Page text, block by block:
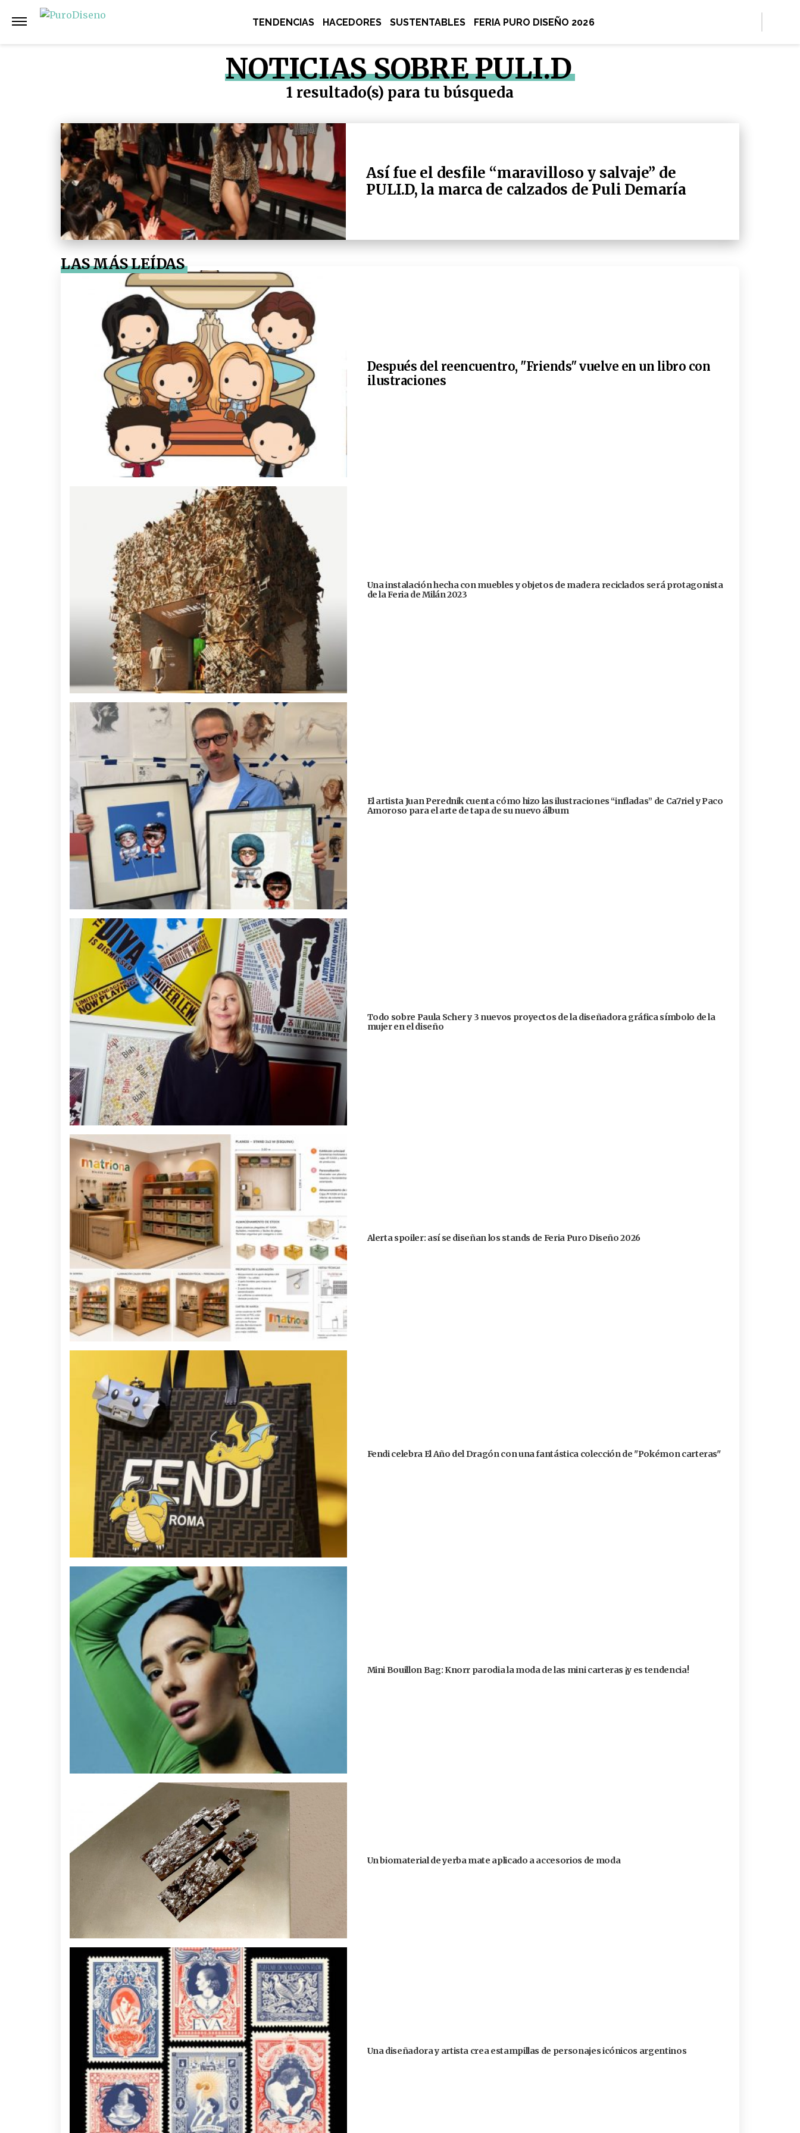
TENDENCIAS HACEDORES SUSTENTABLES FERIA PURO DISEÑO 2026
NOTICIAS SOBRE PULI.D
1 resultado(s) para tu búsqueda
Así fue el desfile “maravilloso y salvaje” de
PULI.D, la marca de calzados de Puli Demaría
LAS MÁS LEÍDAS
Después del reencuentro, "Friends" vuelve en un libro con
ilustraciones
Una instalación hecha con muebles y objetos de madera reciclados será protagonista
de la Feria de Milán 2023
El artista Juan Perednik cuenta cómo hizo las ilustraciones “infladas” de Ca7riel y Paco
Amoroso para el arte de tapa de su nuevo álbum
Todo sobre Paula Scher y 3 nuevos proyectos de la diseñadora gráfica símbolo de la
mujer en el diseño
Alerta spoiler: así se diseñan los stands de Feria Puro Diseño 2026
Fendi celebra El Año del Dragón con una fantástica colección de "Pokémon carteras"
Mini Bouillon Bag: Knorr parodia la moda de las mini carteras ¡y es tendencia!
Un biomaterial de yerba mate aplicado a accesorios de moda
Una diseñadora y artista crea estampillas de personajes icónicos argentinos